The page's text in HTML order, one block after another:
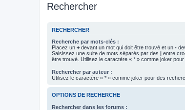
Rechercher
RECHERCHER
Recherche par mots-clés :
Placez un + devant un mot qui doit être trouvé et un -
Saisissez une suite de mots séparés par des | entre
être trouvé. Utilisez le caractère « * » comme joker
Rechercher par auteur :
Utilisez le caractère « * » comme joker pour des
OPTIONS DE RECHERCHE
Rechercher dans les forums :